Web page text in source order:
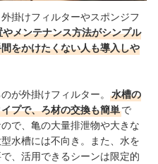
掛けフィルターやスポンジフ
やメンテナンス方法がシンプル
をかけたくない人も導入しや
が外掛けフィルター。
水槽の
プで、ろ材の交換も簡単で
で、亀の大量排泄物や大きな
水槽には不向き。また、水を
、活用できるシーンは限定的